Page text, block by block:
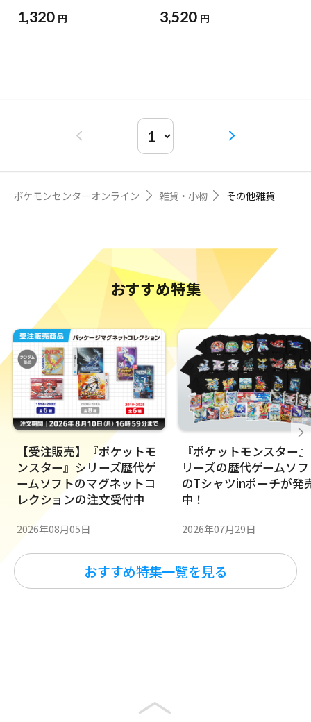
1,320 円 3,520 円
ポケモンセンターオンライン 雑貨・小物 その他雑貨
おすすめ特集
【受注販売】『ポケットモ
ンスター』シリーズ歴代ゲ
ームソフトのマグネットコ
レクションの注文受付中
2026年08月05日
『ポケットモンスター
リーズの歴代ゲームソ
のTシャツinポーチが発
中！
2026年07月29日
おすすめ特集一覧を見る